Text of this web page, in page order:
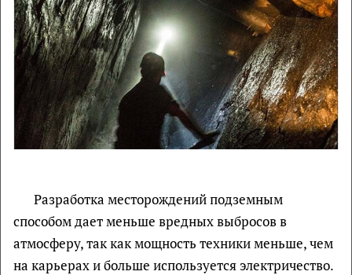
Разработка месторождений подземным
способом дает меньше вредных выбросов в
атмосферу, так как мощность техники меньше, чем
на карьерах и больше используется электричество.